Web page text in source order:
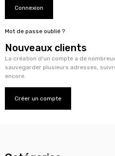
Connexion
Mot de passe oublié ?
Nouveaux clients
La création d’un compte a de
sauvegarder plusieurs adresses,
encore.
Créer un compte